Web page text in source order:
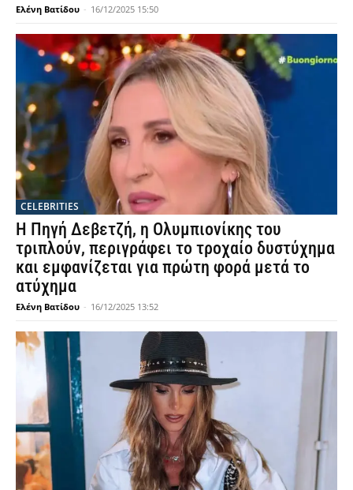
Ελένη Βατίδου - 16/12/2025 15:50
CELEBRITIES
Η Πηγή Δεβετζή, η Ολυμπιονίκης του
τριπλούν, περιγράφει το τροχαίο δυστύχημα
και εμφανίζεται για πρώτη φορά μετά το
ατύχημα
Ελένη Βατίδου - 16/12/2025 13:52